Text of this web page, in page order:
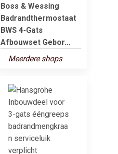
Boss & Wessing
Badrandthermostaat
BWS 4-Gats
Afbouwset Gebor...
Meerdere shops